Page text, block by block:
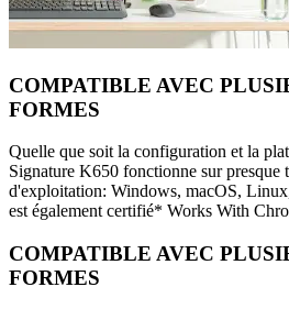
COMPATIBLE AVEC
FORMES
Quelle que soit la configuration et la
Signature K650 fonctionne sur presque
d'exploitation: Windows, macOS,
est également certifié* Works With
COMPATIBLE AVEC
FORMES